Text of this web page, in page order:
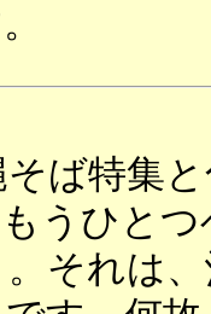
ば特集
もうひと
それは